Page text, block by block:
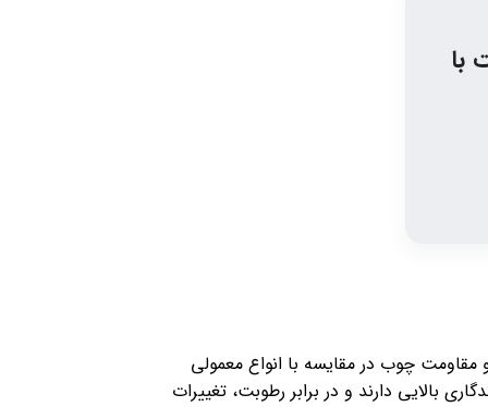
با
چوب در مقایسه با انواع معمولی
بالایی دارند و در برابر رطوبت، تغییرات